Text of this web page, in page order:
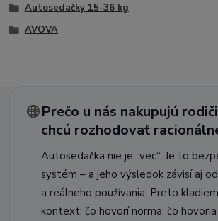
Autosedačky 15-36 kg
AVOVA
🟠Prečo u nás nakupujú
chcú rozhodovať
Autosedačka nie je „vec“. Je to
systém – a jeho výsledok závisí aj
a reálneho používania. Preto
kontext: čo hovorí norma, čo